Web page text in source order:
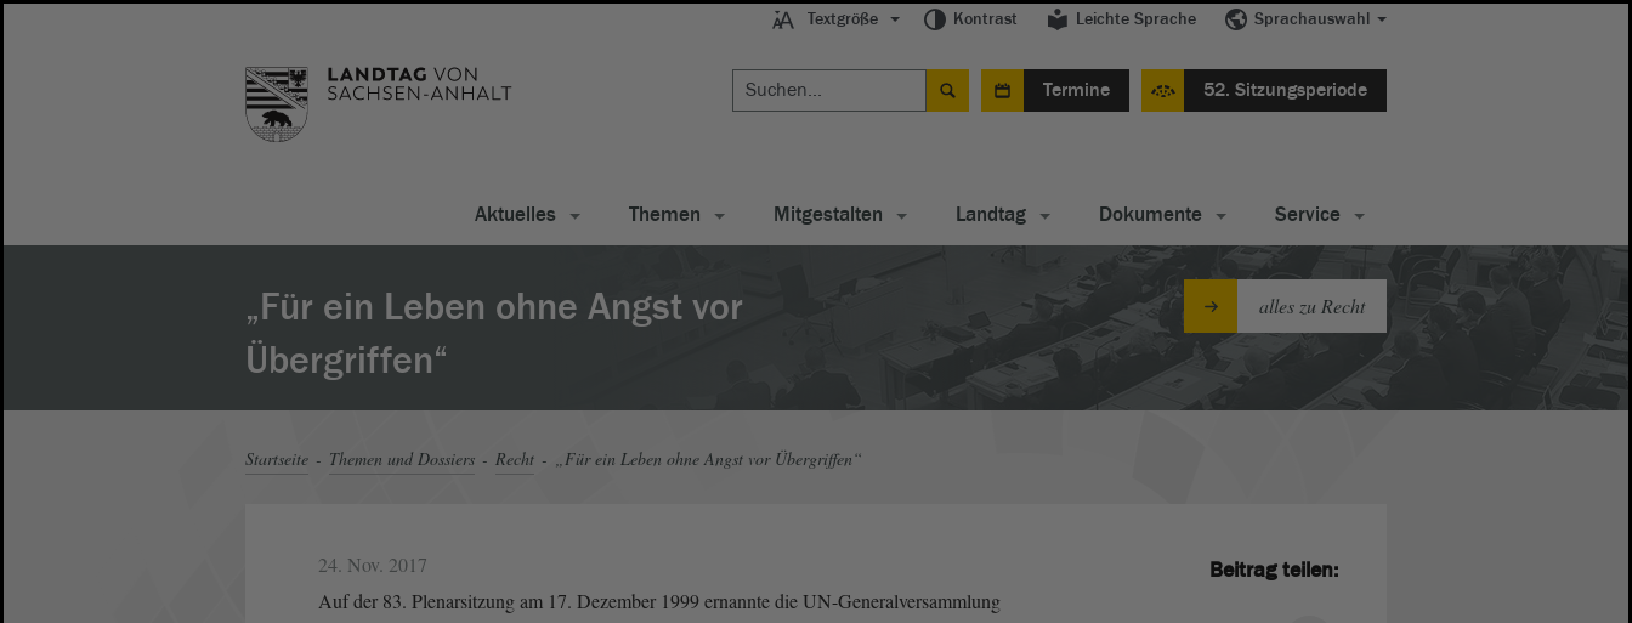
Textgröße Kontrast Leichte Sprache Sprachauswahl
Termine 52. Sitzungsperiode
Aktuelles Themen Mitgestalten Landtag Dokumente Service
„Für ein Leben ohne Angst vor
Übergriffen“
alles zu Recht
Startseite Themen und Dossiers Recht „Für ein Leben ohne Angst vor Übergriffen“
24. Nov. 2017
Auf der 83. Plenarsitzung am 17. Dezember 1999 ernannte die UN-Generalversammlung
Beitrag teilen: